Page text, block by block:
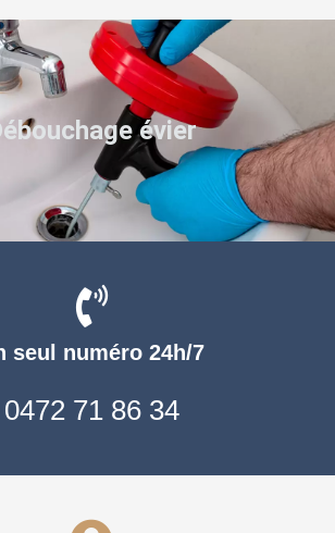
seul numéro 24h/7
0472 71 86 34
évier